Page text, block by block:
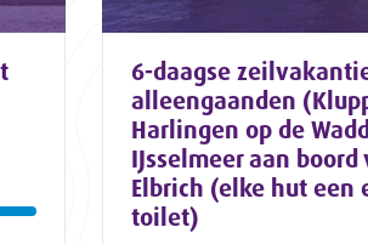
6-daagse
alleengaanden
Harlingen op de
IJsselmeer aan
Elbrich (elke hut een
toilet)